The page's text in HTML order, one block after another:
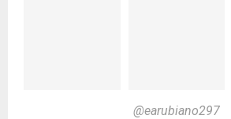
@earubiano297